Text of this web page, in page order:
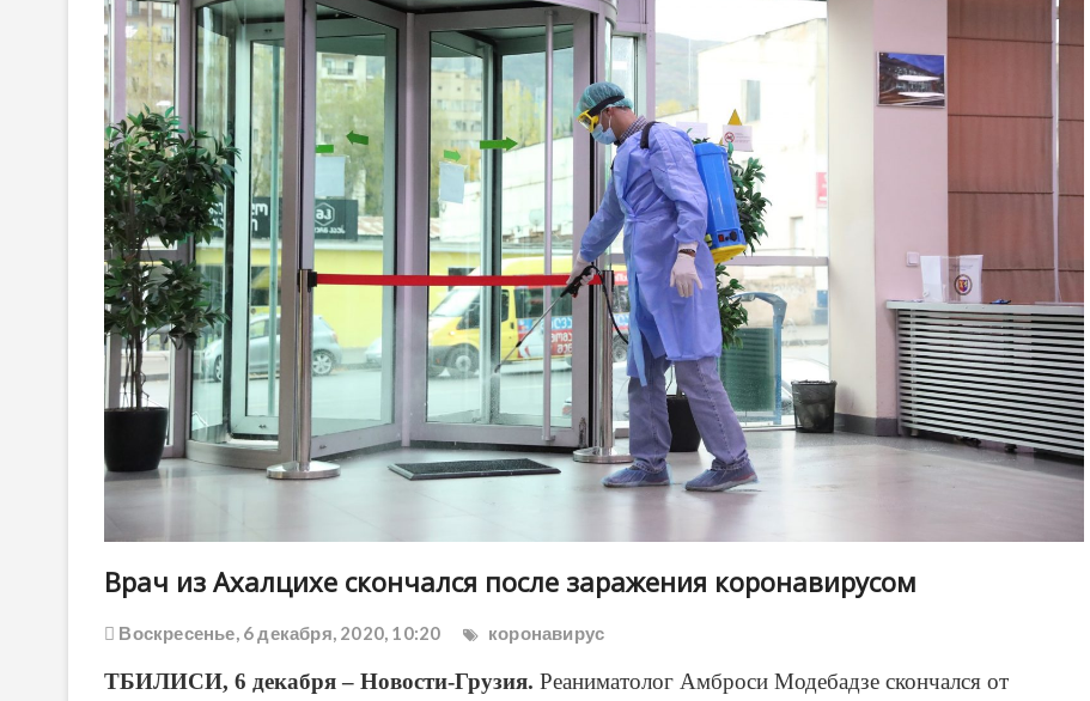
Врач из Ахалцихе скончался после заражения коронавирусом
Воскресенье, 6 декабря, 2020, 10:20 коронавирус
ТБИЛИСИ, 6 декабря – Новости-Грузия. Реаниматолог Амброси Модебадзе скончался от